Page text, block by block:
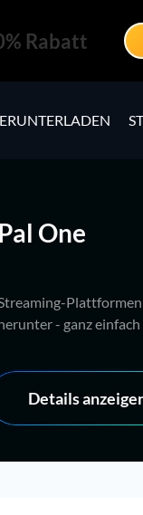
Rabatt
One
Plattformen
- ganz
Details